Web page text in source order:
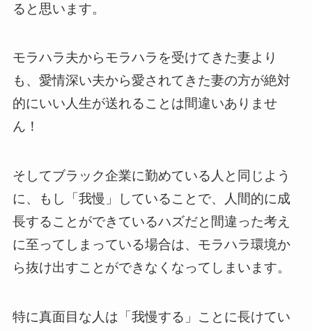
ると思います。
モラハラ夫からモラハラを受けてきた妻より
も、愛情深い夫から愛されてきた妻の方が絶対
的にいい人生が送れることは間違いありませ
ん！
そしてブラック企業に勤めている人と同じよう
に、もし「我慢」していることで、人間的に成
長することができているハズだと間違った考え
に至ってしまっている場合は、モラハラ環境か
ら抜け出すことができなくなってしまいます。
特に真面目な人は「我慢する」ことに長けてい